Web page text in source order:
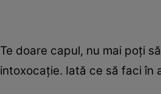
Te doare capul, nu mai poţi
intoxocaţie. Iată ce să faci în